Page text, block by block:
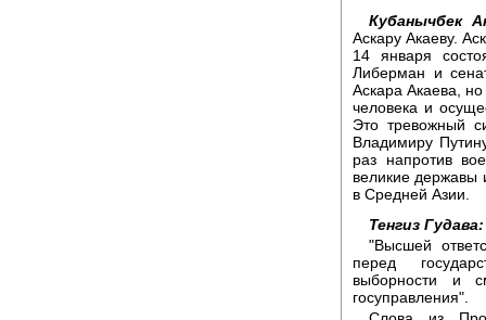
Кубанычбек
Аскару Акаеву.
14 января
Либерман и
Аскара Акаева,
человека и
Это тревожный
Владимиру
раз напротив
великие державы
в Средней Азии.
Тенгиз Гудава:
"Высшей
перед
выборности и
госуправления".